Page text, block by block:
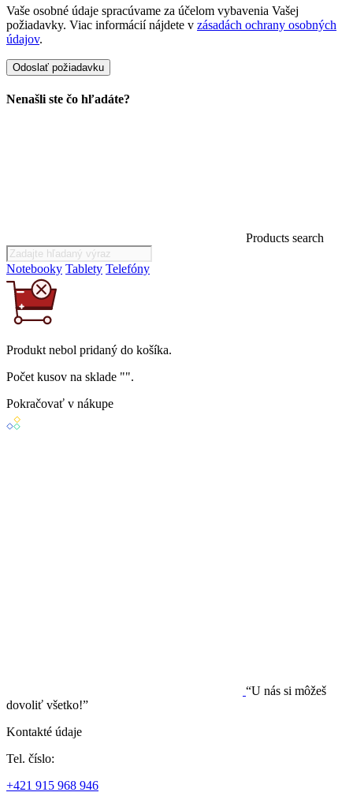
Vaše osobné údaje spracúvame za účelom vybavenia Vašej
požiadavky. Viac informácií nájdete v zásadách ochrany osobných
údajov.
Nenašli ste čo hľadáte?
Products search
Notebooky Tablety Telefóny
Produkt nebol pridaný do košíka.
Počet kusov na sklade "".
Pokračovať v nákupe
“U nás si môžeš
dovoliť všetko!”
Kontakté údaje
Tel. číslo:
+421 915 968 946